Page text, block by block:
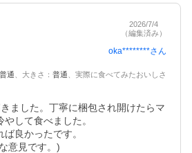
2026/7/4
（編集済み）
oka********さん
普通 大きさ ： 普通
実際に食べてみたおいしさ
ました。丁寧に梱包され開けたらマ
して食べました。
良かったです。
意見です。)